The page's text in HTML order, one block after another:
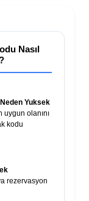
Nasıl
Yuksek
olanını
kodu
rezervasyon